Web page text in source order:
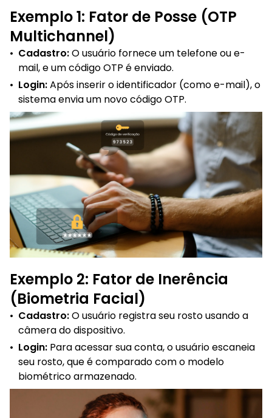
Exemplo 1: Fator de Posse (OTP
Multichannel)
• Cadastro:O usuário fornece um telefone ou e-
mail, e um código OTP é enviado.
• Login:Após inserir o identificador (como e-mail), o
sistema envia um novo código OTP.
Exemplo 2: Fator de Inerência
(Biometria Facial)
• Cadastro:O usuário registra seu rosto usando a
câmera do dispositivo.
• Login: Para acessar sua conta, o usuário escaneia
seu rosto, que é comparado com o modelo
biométrico armazenado.